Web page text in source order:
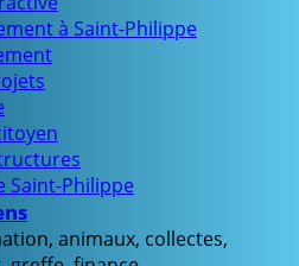
à Saint-Philippe
Saint-Philippe
animaux, collectes,